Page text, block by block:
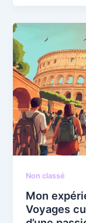
Non classé
Mon
Voyages